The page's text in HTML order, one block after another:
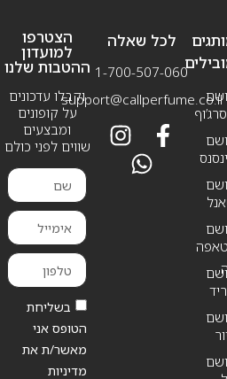
לכל שאלה
1-700-507-060
support@callperfume.co.il
הצטרפו
למועדון
ההטבות שלנו
וקבלו עדכונים
על קופונים
ומבצעים
שווים לפני כולם
בשליחת
הטופס אני
מאשר/ת את
מדיניות